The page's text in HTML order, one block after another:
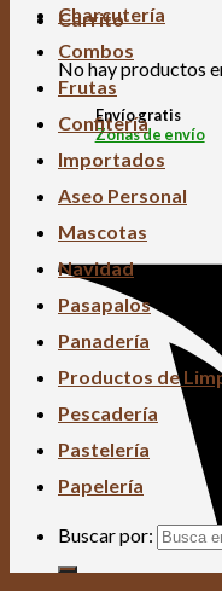
Carrito
No hay productos
Envío gratis
Zonas de envío
Charcutería
Combos
Frutas
Confitería
Importados
Aseo Personal
Mascotas
Navidad
Pasapalos
Panadería
Productos de
Pescadería
Pastelería
Papelería
Buscar por: